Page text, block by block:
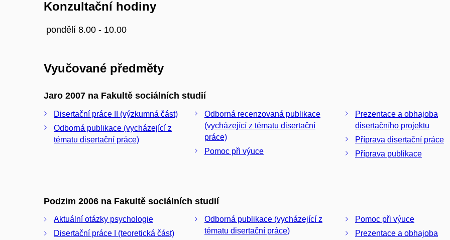
Konzultační hodiny
pondělí 8.00 - 10.00
Vyučované předměty
Jaro 2007 na Fakultě sociálních studií
Disertační práce II (výzkumná část)
Odborná publikace (vycházející z
tématu disertační práce)
Odborná recenzovaná publikace
(vycházející z tématu disertační
práce)
Pomoc při výuce
Prezentace a obhajoba
disertačního projektu
Příprava disertační práce
Příprava publikace
Podzim 2006 na Fakultě sociálních studií
Aktuální otázky psychologie
Disertační práce I (teoretická část)
Odborná publikace (vycházející z
tématu disertační práce)
Pomoc při výuce
Prezentace a obhajoba